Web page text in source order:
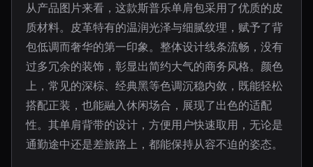
从产品图片来看，这款斯普乐单肩包采用了优质的皮
质材料。皮革特有的温润光泽与细腻纹理，赋予了背
包低调而奢华的第一印象。整体设计线条流畅，没有
过多冗余的装饰，彰显出简约大气的商务风格。颜色
上，常见的深棕、经典黑等色调沉稳内敛，既能轻松
搭配正装，也能融入休闲场合，展现了出色的适配
性。其单肩背带的设计，方便用户快速取用，无论是
通勤途中还是差旅路上，都能保持从容不迫的姿态。